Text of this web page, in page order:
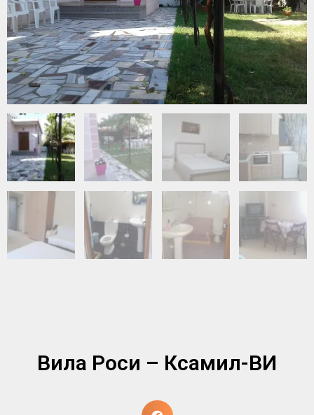
Вила Роси – Ксамил-ВИ